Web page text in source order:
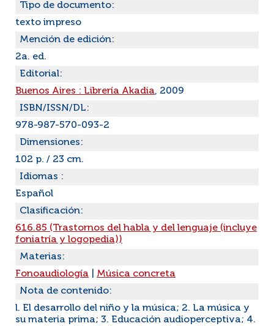
Tipo de documento:
texto impreso
Mención de edición:
2a. ed.
Editorial:
Buenos Aires : Librería Akadia, 2009
ISBN/ISSN/DL:
978-987-570-093-2
Dimensiones:
102 p. / 23 cm.
Idiomas :
Español
Clasificación:
616.85 (Trastornos del habla y del lenguaje (incluye
foniatría y logopedia))
Materias:
Fonoaudiología
Música concreta
Nota de contenido:
l. El desarrollo del niño y la música; 2. La música y
su materia prima; 3. Educación audioperceptiva; 4.